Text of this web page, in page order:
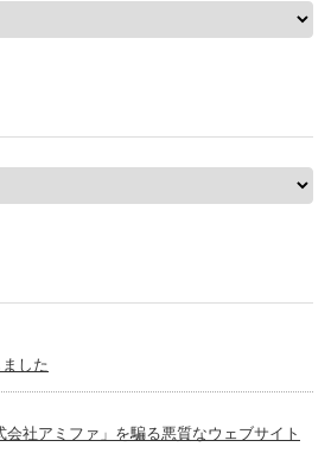
した
会社アミファ」を騙る悪質なウェブサイト